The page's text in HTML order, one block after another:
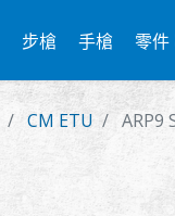
步槍 手槍 零件
CM ETU ARP9